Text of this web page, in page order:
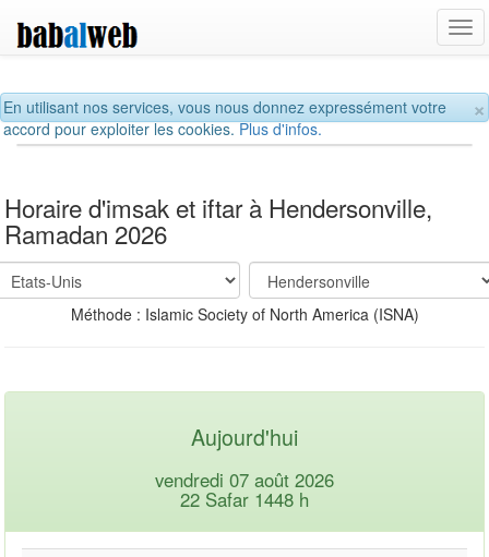
×
En utilisant nos services, vous nous donnez expressément votre
accord pour exploiter les cookies.Plus d'infos.
Horaire d'imsak et iftar à Hendersonville,
Ramadan 2026
Méthode : Islamic Society of North America (ISNA)
Aujourd'hui
vendredi 07 août 2026
22 Safar 1448 h